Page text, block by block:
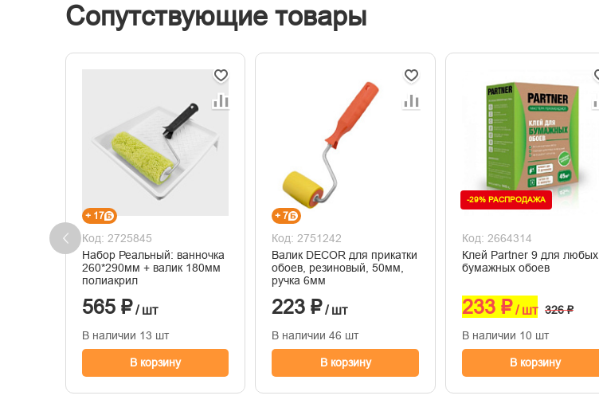
Сопутствующие товары
+ 17
Код: 2725845
Набор Реальный: ванночка
260*290мм + валик 180мм
полиакрил
565 ₽ / шт
В наличии 13 шт
В корзину
+ 7
Код: 2751242
Валик DECOR для прикатки
обоев, резиновый, 50мм,
ручка 6мм
223 ₽ / шт
В наличии 46 шт
В корзину
-29% РАСПРОДАЖА
Код: 2664314
Клей Partner 9 для любых
бумажных обоев
233 ₽/ шт 326 ₽
В наличии 10 шт
В корзину